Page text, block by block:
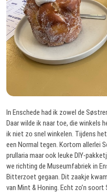
In Enschede had ik zowel de
Daar wilde ik naar toe, die winkels
ik niet zo snel winkelen. Tijdens
een Normal tegen. Kortom allerlei
prullaria maar ook leuke DIY-
we richting de Museumfabriek in
Bitterzoet gegaan. Dit zaakje
van Mint & Honing. Echt zo’n